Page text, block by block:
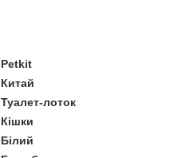
Petkit
Китай
Туалет-лоток
Кішки
Білий